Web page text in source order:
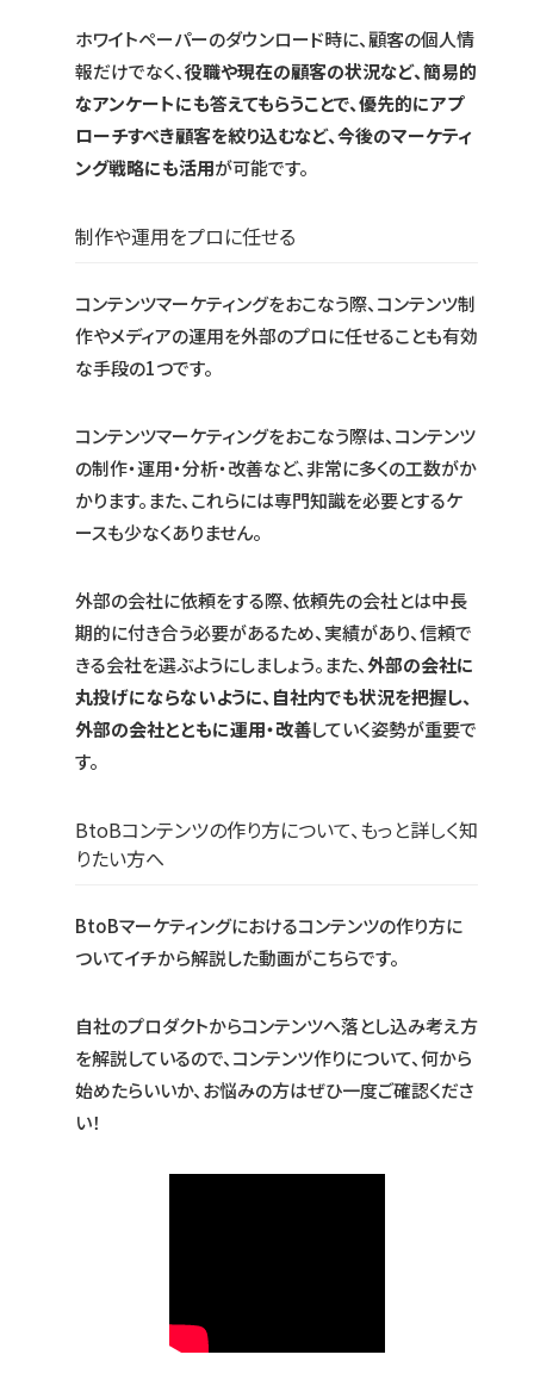
ホワイトペーパーのダウンロード時に、顧客の個人情
報だけでなく、役職や現在の顧客の状況など、簡易的
なアンケートにも答えてもらうことで、優先的にアプ
ローチすべき顧客を絞り込むなど、今後のマーケティ
ング戦略にも活用が可能です。
制作や運用をプロに任せる
コンテンツマーケティングをおこなう際、コンテンツ制
作やメディアの運用を外部のプロに任せることも有効
な手段の1つです。
コンテンツマーケティングをおこなう際は、コンテンツ
の制作・運用・分析・改善など、非常に多くの工数がか
かります。また、これらには専門知識を必要とするケ
ースも少なくありません。
外部の会社に依頼をする際、依頼先の会社とは中長
期的に付き合う必要があるため、実績があり、信頼で
きる会社を選ぶようにしましょう。また、外部の会社に
丸投げにならないように、自社内でも状況を把握し、
外部の会社とともに運用・改善していく姿勢が重要で
す。
BtoBコンテンツの作り方について、もっと詳しく知
りたい方へ
BtoBマーケティングにおけるコンテンツの作り方に
ついてイチから解説した動画がこちらです。
自社のプロダクトからコンテンツへ落とし込み考え方
を解説しているので、コンテンツ作りについて、何から
始めたらいいか、お悩みの方はぜひ一度ご確認くださ
い！